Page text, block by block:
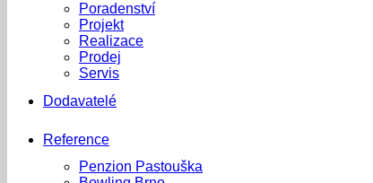
Poradenství
Projekt
Realizace
Prodej
Servis
Dodavatelé
Reference
Penzion Pastouška